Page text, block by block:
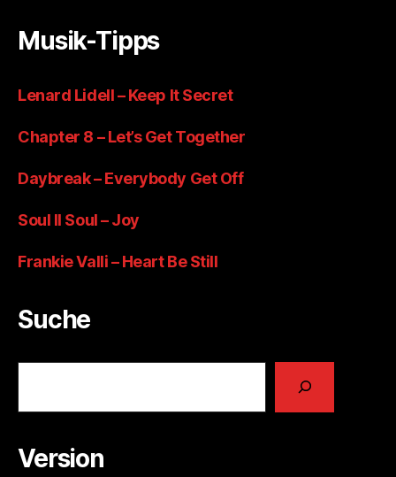
Musik-Tipps
Lenard Lidell – Keep It Secret
Chapter 8 – Let’s Get Together
Daybreak – Everybody Get Off
Soul II Soul – Joy
Frankie Valli – Heart Be Still
Suche
Version